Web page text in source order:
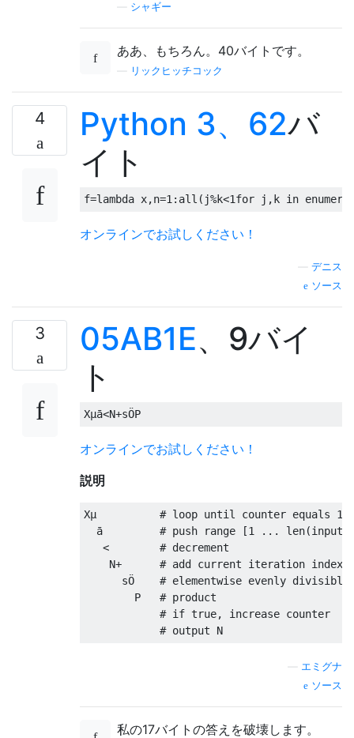
シャギー
ああ、もちろん。40バイトです。
リックヒッチコック
4 Python 3、62バ
イト
f=lambda x,n=1 : all ( j%k<1for j , k in
オンラインでお試しください！
デニス
ソース
3 05AB1E、9バイ
ト
オンラインでお試しください！
説明
Xµ          # loop until counter equals 1
ā         # push range [1 ...
   <        # decrement
N+      # add current iteration index
sÖ    # elementwise evenly divisible
        P   # product
            # if true, increase counter
エミグナ
ソース
私の17バイトの答えを破壊します。